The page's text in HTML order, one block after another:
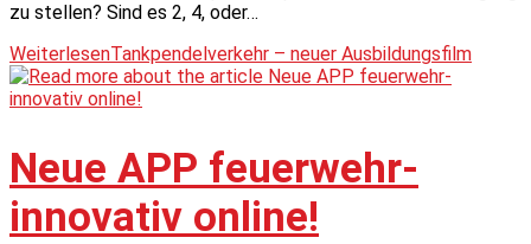
zu stellen? Sind es 2, 4, oder…
WeiterlesenTankpendelverkehr – neuer Ausbildungsfilm
Neue APP feuerwehr-
innovativ online!